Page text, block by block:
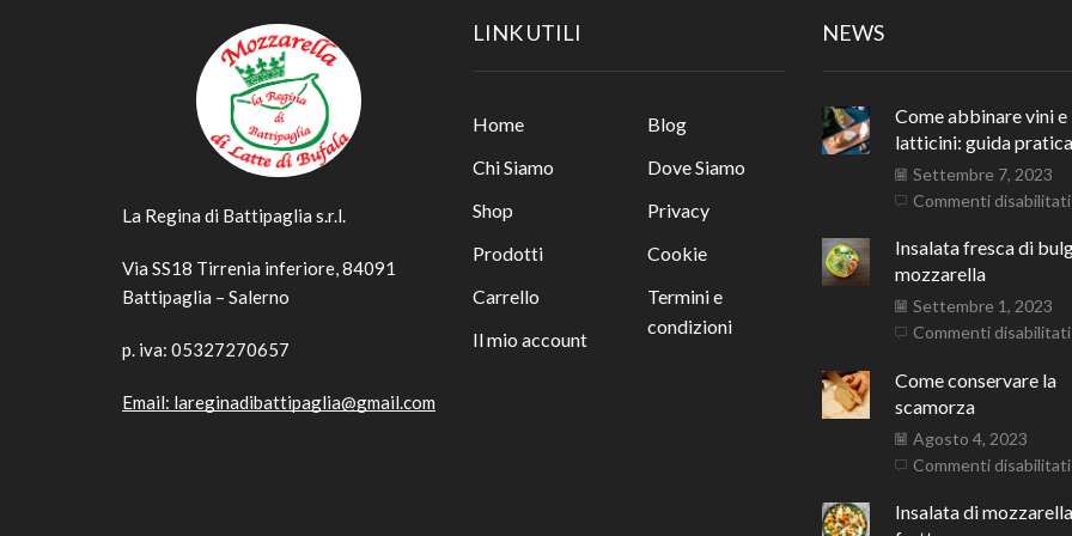
La Regina di Battipaglia s.r.l.
Via SS18 Tirrenia inferiore, 84091
Battipaglia – Salerno
p. iva: 05327270657
Email: lareginadibattipaglia@gmail.com
LINK UTILI
Home
Chi Siamo
Shop
Prodotti
Carrello
Il mio account
Blog
Dove Siamo
Privacy
Cookie
Termini e
condizioni
NEWS
Come abbinare vini e
latticini: guida pratica
Settembre 7, 2023
Commenti disabilitati
Insalata fresca di
mozzarella
Settembre 1, 2023
Commenti disabilitati
e
Come conservare la
scamorza
Agosto 4, 2023
Commenti disabilitati
Insalata di